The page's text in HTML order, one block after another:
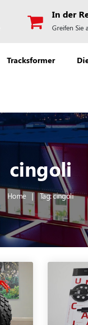
In der
Greifen Sie
Tracksformer
cingoli
Home Tag: cingoli